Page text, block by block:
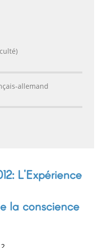
allemand
L'Expérience
la conscience